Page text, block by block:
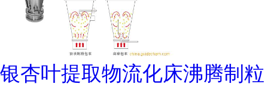
银杏叶提取物流化床沸腾制粒